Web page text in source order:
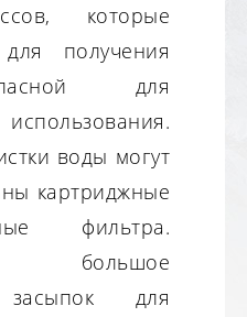
которые
получения
для
воды могут
картриджные
фильтра.
большое
засыпок для